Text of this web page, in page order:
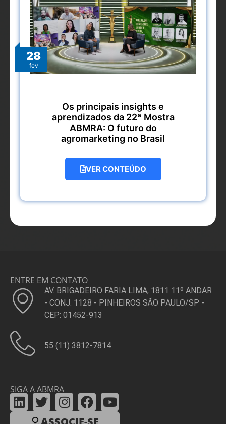
28
fev
Os principais insights e
aprendizados da 22ª Mostra
ABMRA: O futuro do
agromarketing no Brasil
VER CONTEÚDO
ENTRE EM CONTATO
AV. BRIGADEIRO FARIA LIMA, 1811 11º ANDAR
- CONJ. 1128 - PINHEIROS SÃO PAULO/SP -
CEP: 01452-913
55 (11) 3812-7814
SIGA A ABMRA